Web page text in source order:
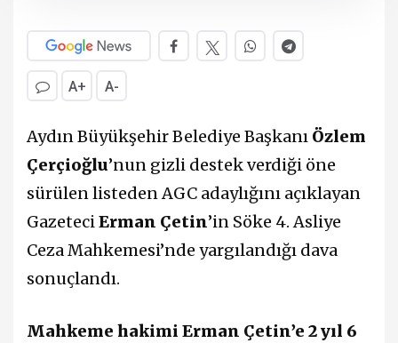
A+ A-
Aydın Büyükşehir Belediye Başkanı Özlem
Çerçioğlu’nun gizli destek verdiği öne
sürülen listeden AGC adaylığını açıklayan
GazeteciErman Çetin’in Söke 4. Asliye
Ceza Mahkemesi’nde yargılandığı dava
sonuçlandı.
Mahkeme hakimi Erman Çetin’e 2 yıl 6